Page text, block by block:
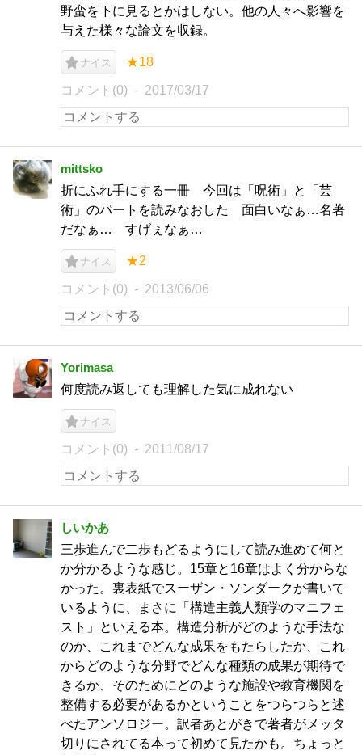
野蛮を下に見るとかはしない。他の人々へ影響を
与えた様々な論文を収録。
ナイス ★18
コメント(0) 2017/03/17
mittsko
折にふれ手にする一冊 今回は「呪術」と「芸
術」のパートを読みなおした 面白いなぁ…名著
だなぁ… すげぇなぁ…
ナイス ★2
コメント(0) 2013/06/06
Yorimasa
何度読み返しても理解した気に成れない
ナイス
コメント(0) 2011/08/17
しいかあ
三歩進んで二歩もどるようにして読み進めて何と
か分かるような感じ。15章と16章はよく分からな
かった。裏表紙でスーザン・ソンダークが書いて
いるように、まさに「構造主義人類学のマニフェ
スト」といえる本。構造分析がどのような手法な
のか、これまでどんな成果をもたらしたか、これ
からどのような分野でどんな種類の成果が期待で
きるか、そのためにどのような施設や教育機関を
整備する必要があるかということをつらつらと述
べたアンソロジー。訳者あとがきで著者がメッタ
切りにされてる本って初めて見たかも。ちょっと